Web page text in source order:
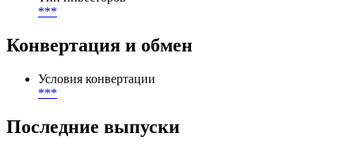
***
Конвертация и обмен
Условия конвертации
***
Последние выпуски